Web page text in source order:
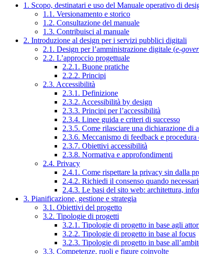
1. Scopo, destinatari e uso del Manuale operativo di
1.1. Versionamento e storico
1.2. Consultazione del manuale
1.3. Contribuisci al manuale
2. Introduzione al design per i servizi pubblici digitali
2.1. Design per l’amministrazione digitale (e-
2.2. L’approccio progettuale
2.2.1. Buone pratiche
2.2.2. Principi
2.3. Accessibilità
2.3.1. Definizione
2.3.2. Accessibilità by design
2.3.3. Principi per l’accessibilità
2.3.4. Linee guida e criteri di successo
2.3.5. Come rilasciare una dichiarazione di
2.3.6. Meccanismo di feedback e procedura
2.3.7. Obiettivi accessibilità
2.3.8. Normativa e approfondimenti
2.4. Privacy
2.4.1. Come rispettare la privacy sin dalla
2.4.2. Richiedi il consenso quando
2.4.3. Le basi del sito web: architettura,
3. Pianificazione, gestione e strategia
3.1. Obiettivi del progetto
3.2. Tipologie di progetti
3.2.1. Tipologie di progetto in base agli
3.2.2. Tipologie di progetto in base al focus
3.2.3. Tipologie di progetto in base
3.3. Competenze, ruoli e figure coinvolte